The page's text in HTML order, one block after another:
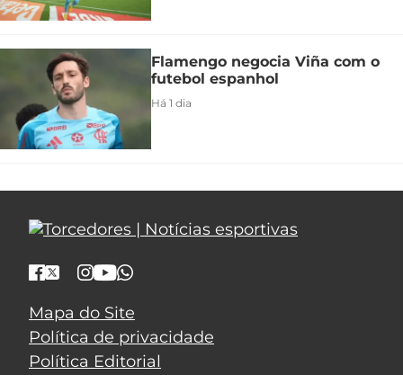
Flamengo negocia Viña com o
futebol espanhol
Há 1 dia
Mapa do Site
Política de privacidade
Política Editorial